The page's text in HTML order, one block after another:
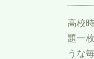
高校
題一
うな